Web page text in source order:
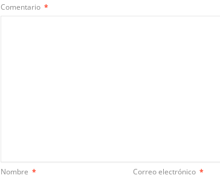
Comentario *
Nombre * Correo electrónico *